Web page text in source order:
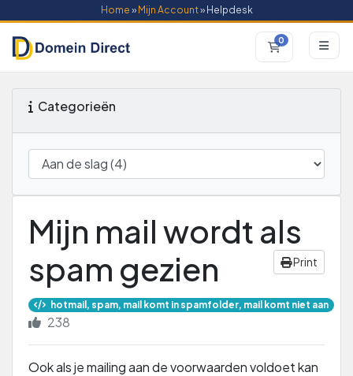
Home » Mijn Account» Helpdesk
0Winkelwagen
Categorieën
Mijn mail wordt als
spam gezien
Print
hotmail, spam, mail komt in spamfolder, mail komt niet aan
238
Ook als je mailing aan de voorwaarden voldoet kan